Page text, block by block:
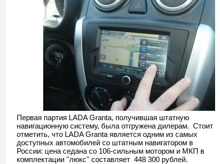
Первая партия LADA Granta, получившая штатную
навигационную систему, была отгружена дилерам. Стоит
отметить, что LADA Granta является одним из самых
доступных автомобилей со штатным навигатором в
России: цена седана со 106-сильным мотором и МКП в
комплектации ''люкс'' составляет 448 300 рублей.